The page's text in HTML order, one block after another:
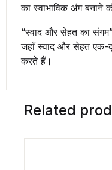
का स्वाभाविक अंग बनाने
“स्वाद और सेहत का
जहाँ स्वाद और सेहत
करते हैं।
Related